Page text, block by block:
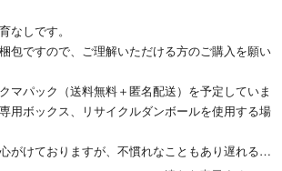
なしです。
包ですので、ご理解いただける方のご購入を願い
マパック（送料無料＋匿名配送）を予定していま
用ボックス、リサイクルダンボールを使用する場
がけておりますが、不慣れなこともあり遅れる場